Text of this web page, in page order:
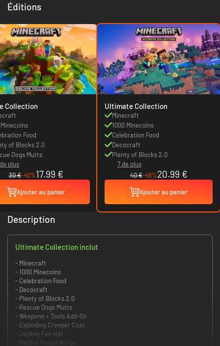
Éditions
Collection
Food
of Blocks 2.0
Dogs Mutts
plus
30 €-40%17.99 €
Ajouter au panier
Ultimate Collection
Minecraft
1000 Minecoins
Celebration Food
Decocraft
Plenty of Blocks 2.0
7 de plus
40 €-48%20.99 €
Ajouter au panier
Description
Ultimate Collection inclut
- Minecraft
- 1000 Minecoins
- Celebration Food
- Decocraft
- Plenty of Blocks 2.0
- Rescue Dogs Mutts
- Weapons + Tools Add-On
- Exploding Creeper Coat
- Jockey Fan Hat
- Nether Portal Wings